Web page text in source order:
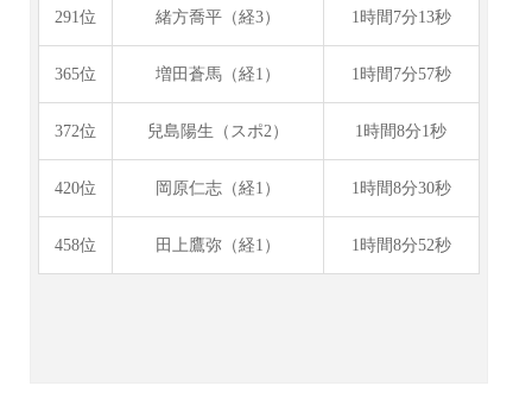
291位 緒方喬平（経3） 1時間7分13秒
365位 増田蒼馬（経1） 1時間7分57秒
372位 兒島陽生（スポ2） 1時間8分1秒
420位 岡原仁志（経1） 1時間8分30秒
458位 田上鷹弥（経1） 1時間8分52秒